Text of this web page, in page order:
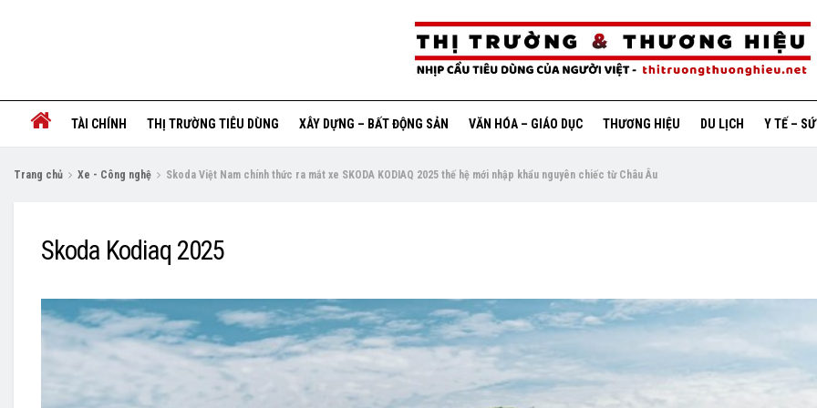
TÀI CHÍNH THỊ TRƯỜNG TIÊU DÙNG XÂY DỰNG – BẤT ĐỘNG SẢN VĂN HÓA – GIÁO DỤC THƯƠNG HIỆU DU LỊCH Y TẾ –
Trang chủ Xe - Công nghệ Skoda Việt Nam chính thức ra mắt xe SKODA KODIAQ 2025 thế hệ mới nhập khẩu nguyên chiếc từ Châu Âu
Skoda Kodiaq 2025